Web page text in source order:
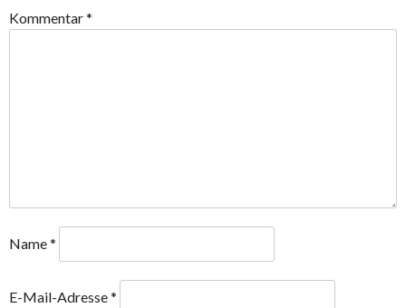
Kommentar*
Name*
E-Mail-Adresse*